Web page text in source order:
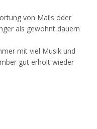
von Mails oder
als gewohnt dauern
mit viel Musik und
gut erholt wieder